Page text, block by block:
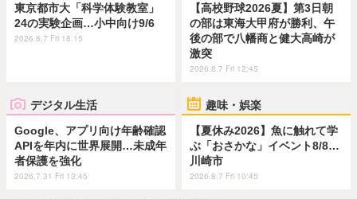
東京都市大「科学体験教室」
24の実験企画…小中向け9/6
2026.8.7 Fri 18:15
【高校野球2026夏】第3日朝
の部は東海大甲府が勝利、午
後の部で八幡商と健大高崎が
激突
2026.8.7 Fri 12:45
デジタル生活
Google、アプリ向け年齢確認
APIを年内に世界展開…未成年
者保護を強化
2026.7.31 Fri 13:45
趣味・娯楽
【夏休み2026】魚に触れて学
ぶ「おさかな」イベント8/8…
川崎市
2026.8.7 Fri 10:45